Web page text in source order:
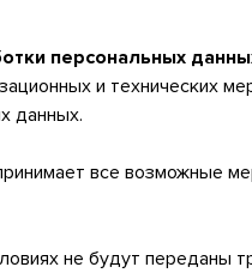
персональных
и технических
данных.
все возможные
не будут переданы